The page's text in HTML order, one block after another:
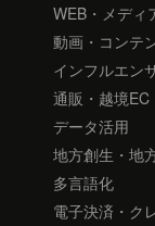
WEB・メディ
動画・コンテ
インフルエン
通販・越境EC
データ活用
地方創生・地
多言語化
電子決済・ク